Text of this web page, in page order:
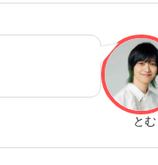
とむ